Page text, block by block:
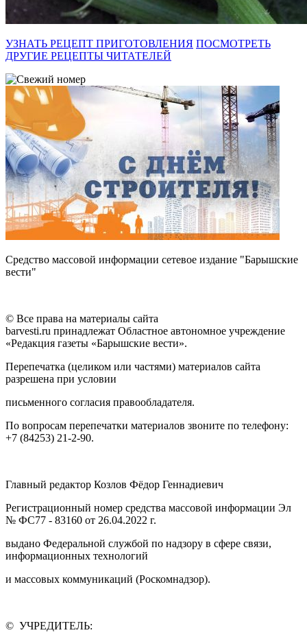
УЗНАТЬ РЕЦЕПТ ПРИГОТОВЛЕНИЯ ПОСМОТРЕТЬ
ДРУГИЕ РЕЦЕПТЫ ЧИТАТЕЛЕЙ
Средство массовой информации сетевое издание "Барышские
вести"
© Все права на материалы сайта
barvesti.ru принадлежат Областное автономное учреждение
«Редакция газеты «Барышские вести».
Перепечатка (целиком или частями) материалов сайта
разрешена при условии
письменного согласия правообладателя.
По вопросам перепечатки материалов звоните по телефону:
+7 (84253) 21-2-90.
Главный редактор Козлов Фёдор Геннадиевич
Регистрационный номер средства массовой информации Эл
№ ФС77 - 83160 от 26.04.2022 г.
выдано Федеральной службой по надзору в сфере связи,
информационных технологий
и массовых коммуникаций (Роскомнадзор).
© УЧРЕДИТЕЛЬ: